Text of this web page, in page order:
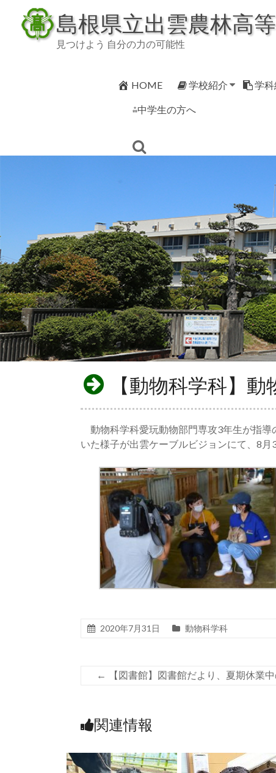
content
島根県立出雲農林高
見つけよう 自分の力の可能性
HOME 学校紹介 学
⁂中学生の方へ
【動物科学科】
動物科学科愛玩動物部門専攻3年生が指導
いた様子が出雲ケーブルビジョンにて、8
2020年7月31日 動物科学科
← 【図書館】図書館だより、夏期休業
関連情報